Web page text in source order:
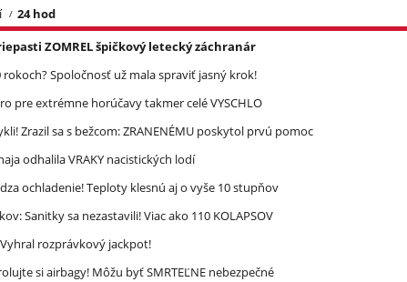
24 hod
ZOMREL špičkový letecký záchranár
rokoch? Spoločnosť už mala spraviť jasný krok!
pre extrémne horúčavy takmer celé VYSCHLO
Zrazil sa s bežcom: ZRANENÉMU poskytol prvú pomoc
odhalila VRAKY nacistických lodí
ochladenie! Teploty klesnú aj o vyše 10 stupňov
Sanitky sa nezastavili! Viac ako 110 KOLAPSOV
rozprávkový jackpot!
si airbagy! Môžu byť SMRTEĽNE nebezpečné